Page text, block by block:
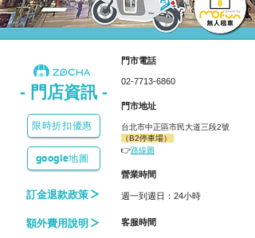
-​ 門店資訊 -
限時折扣優惠
google地圖
訂金退款政策
額外費用說明
​門市電話
02-7713-6860
​門市地址
台北市中正區市民大道三段2號
（B2停車場）
👉路線圖
​營業時間
週一到週日：24小時
​客服時間